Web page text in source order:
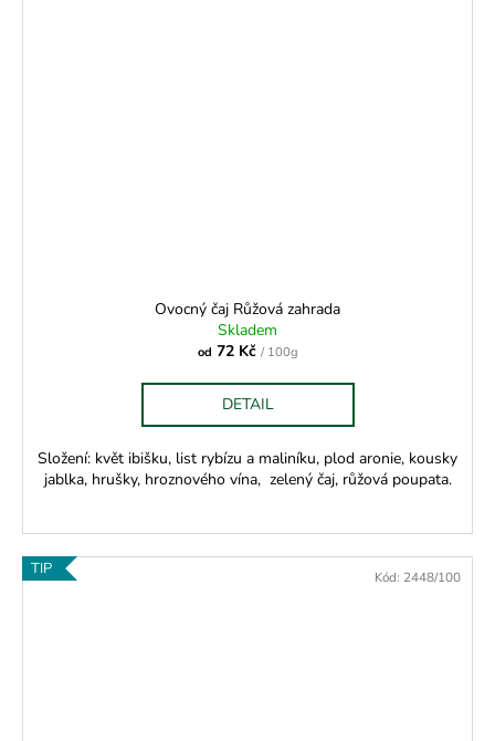
Ovocný čaj Růžová zahrada
Skladem
od 72 Kč / 100g
DETAIL
Složení: květ ibišku, list rybízu a maliníku, plod aronie, kousky
jablka, hrušky, hroznového vína, zelený čaj, růžová poupata.
TIP Kód: 2448/100